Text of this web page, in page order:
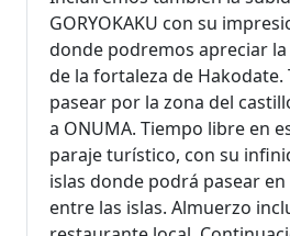
GORYOKAKU con su
donde podremos apreciar
de la fortaleza de
pasear por la zona del
a ONUMA. Tiempo libre en
paraje turístico, con su
islas donde podrá pasear
entre las islas. Almuerzo